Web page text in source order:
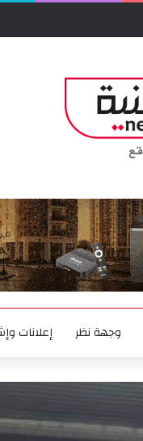
وجهة نظر إعلانات